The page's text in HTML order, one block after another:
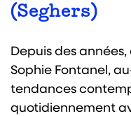
(Seghers)
Depuis des
Sophie Fontanel,
tendances
quotidiennement